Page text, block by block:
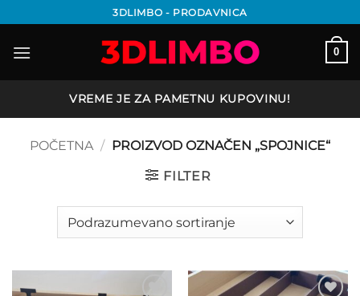
na
sadržaj
3DLIMBO - PRODAVNICA
0
VREME JE ZA PAMETNU KUPOVINU!
POČETNA / PROIZVOD OZNAČEN „SPOJNICE“
FILTER